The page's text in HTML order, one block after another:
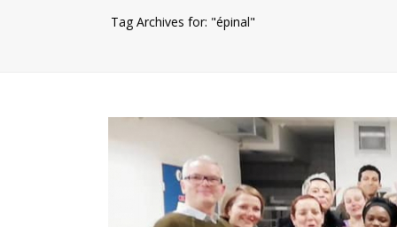
Tag Archives for: "épinal"